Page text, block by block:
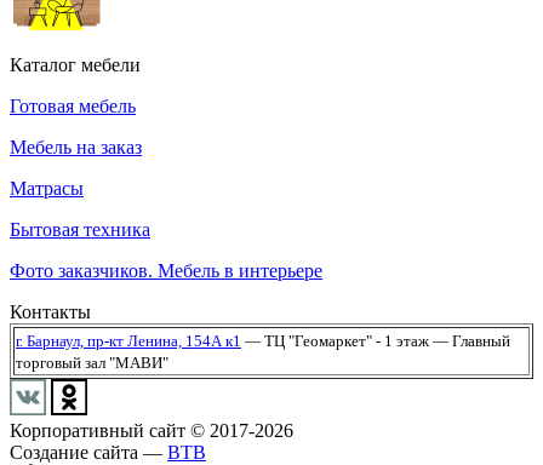
Каталог мебели
Готовая мебель
Мебель на заказ
Матрасы
Бытовая техника
Фото заказчиков. Мебель в интерьере
Контакты
г. Барнаул, пр-кт Ленина, 154А к1 — ТЦ "Геомаркет" - 1 этаж — Главный
торговый зал "МАВИ"
Корпоративный сайт © 2017-2026
Создание сайта — BTB